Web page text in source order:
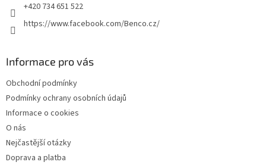
+420 734 651 522
https://www.facebook.com/Benco.cz/
Informace pro vás
Obchodní podmínky
Podmínky ochrany osobních údajů
Informace o cookies
O nás
Nejčastější otázky
Doprava a platba